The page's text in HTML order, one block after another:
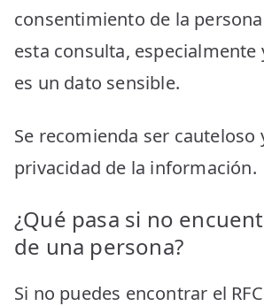
consentimiento de la
esta consulta, especialmente
es un dato sensible.
Se recomienda ser cauteloso
privacidad de la información.
¿Qué pasa si no
de una persona?
Si no puedes encontrar el